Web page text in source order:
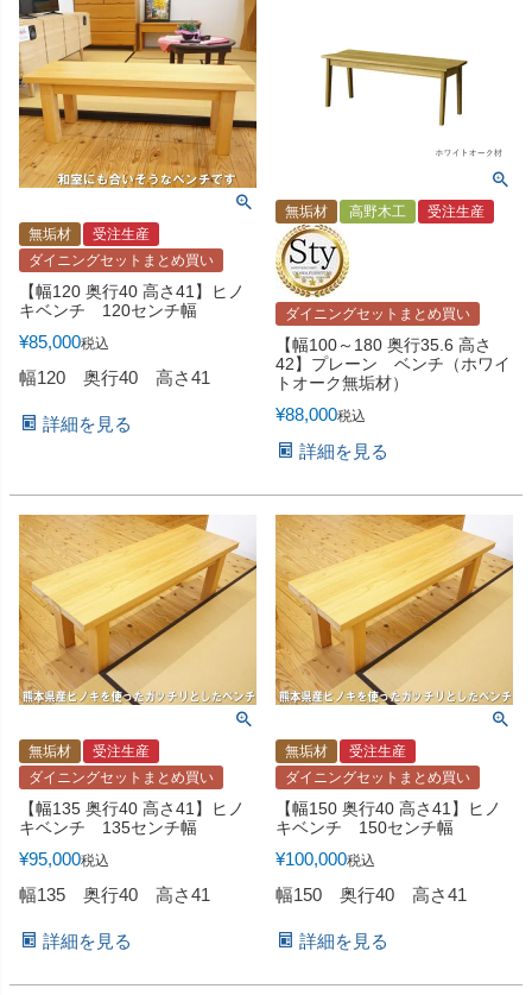
無垢材
受注生産
ダイニングセットまとめ買い
【幅120 奥行40 高さ41】ヒノ
キベンチ 120センチ幅
¥85,000税込
幅120 奥行40 高さ41
詳細を見る
無垢材 高野木工 受注生産
ダイニングセットまとめ買い
【幅100～180 奥行35.6 高さ
42】プレーン ベンチ（ホワイ
トオーク無垢材）
¥88,000税込
詳細を見る
無垢材
受注生産
ダイニングセットまとめ買い
【幅135 奥行40 高さ41】ヒノ
キベンチ 135センチ幅
¥95,000税込
幅135 奥行40 高さ41
詳細を見る
無垢材
受注生産
ダイニングセットまとめ買い
【幅150 奥行40 高さ41】ヒノ
キベンチ 150センチ幅
¥100,000税込
幅150 奥行40 高さ41
詳細を見る